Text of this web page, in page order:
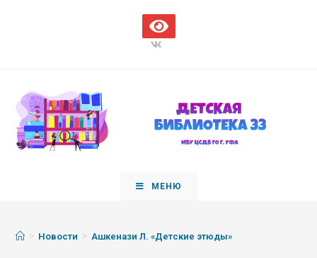
МЕНЮ
> Новости > Ашкенази Л. «Детские этюды»